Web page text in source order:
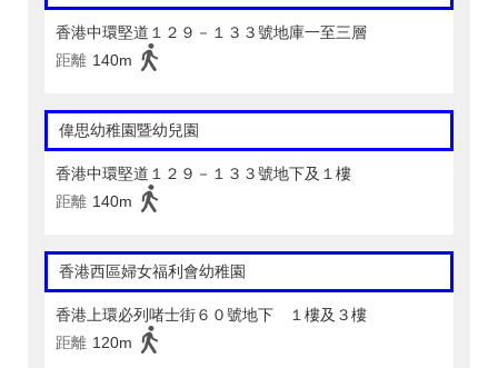
香港中環堅道１２９－１３３號地庫一至三層
距離 140m
偉思幼稚園暨幼兒園
香港中環堅道１２９－１３３號地下及１樓
距離 140m
香港西區婦女福利會幼稚園
香港上環必列啫士街６０號地下 １樓及３樓
距離 120m